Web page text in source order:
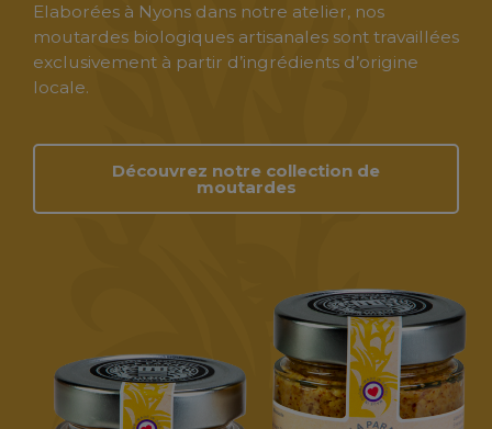
Elaborées à Nyons dans notre atelier, nos
moutardes biologiques artisanales sont travaillées
exclusivement à partir d’ingrédients d’origine
locale.
Découvrez notre collection de
moutardes